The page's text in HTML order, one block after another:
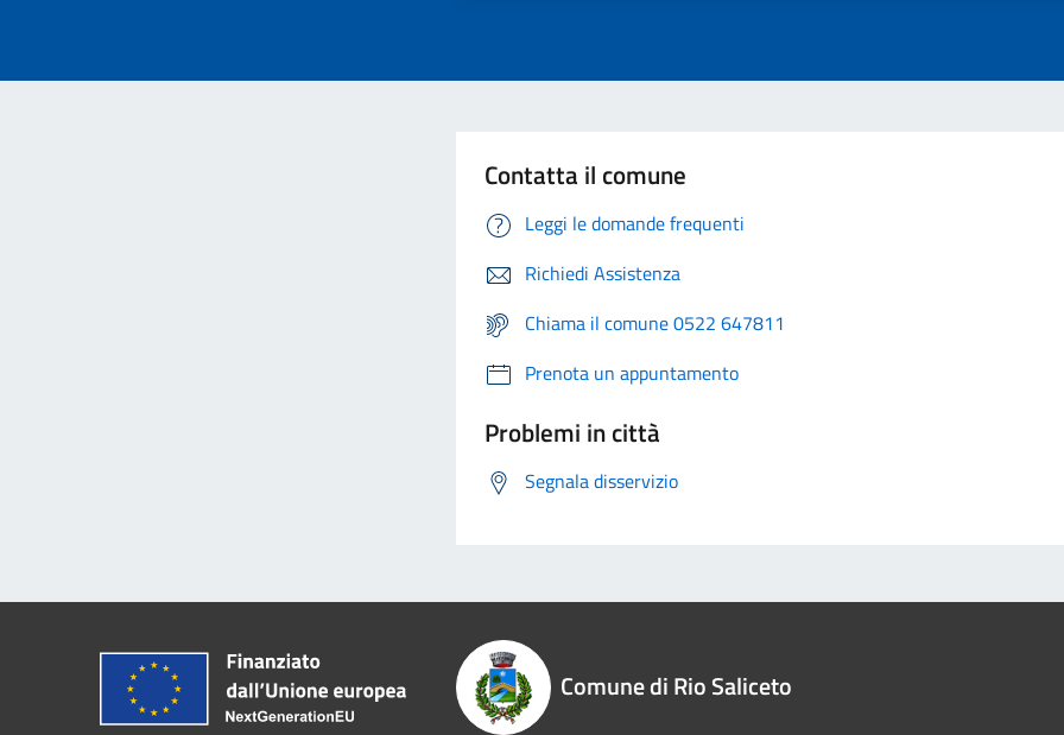
Contatta il comune
Leggi le domande frequenti
Richiedi Assistenza
Chiama il comune 0522 647811
Prenota un appuntamento
Problemi in città
Segnala disservizio
Comune di Rio Saliceto